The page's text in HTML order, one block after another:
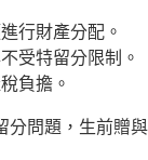
行財產分配。
受特留分限制。
負擔。
分問題，生前贈與